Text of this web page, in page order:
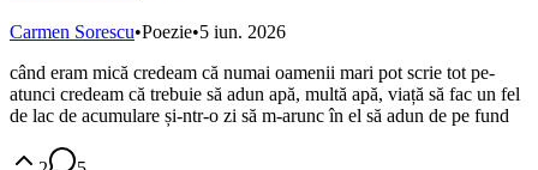
Carmen Sorescu•Poezie•5 iun. 2026
când eram mică credeam că numai oamenii mari pot scrie tot pe-
atunci credeam că trebuie să adun apă, multă apă, viață să fac un fel
de lac de acumulare și-ntr-o zi să m-arunc în el să adun de pe fund